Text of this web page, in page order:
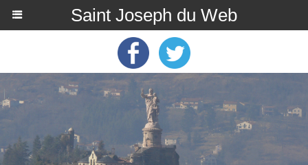
Saint Joseph du Web